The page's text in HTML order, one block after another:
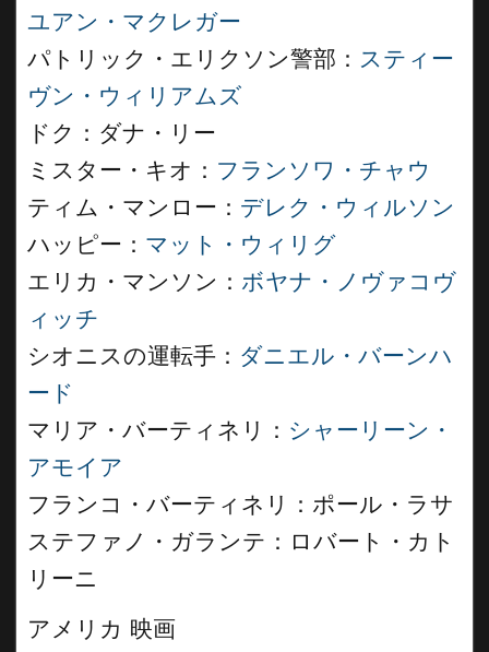
ユアン・マクレガー
パトリック・エリクソン警部： スティー
ヴン・ウィリアムズ
ドク：ダナ・リー
ミスター・キオ： フランソワ・チャウ
ティム・マンロー： デレク・ウィルソン
ハッピー： マット・ウィリグ
エリカ・マンソン： ボヤナ・ノヴァコヴ
ィッチ
シオニスの運転手： ダニエル・バーンハ
ード
マリア・バーティネリ： シャーリーン・
アモイア
フランコ・バーティネリ：ポール・ラサ
ステファノ・ガランテ：ロバート・カト
リーニ
アメリカ 映画